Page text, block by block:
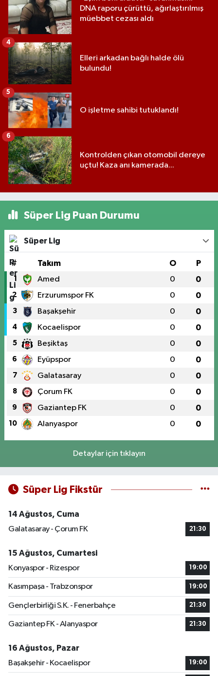
DNA raporu çürüttü, ağırlaştırılmış
müebbet cezası aldı
Elleri arkadan bağlı halde ölü
bulundu!
4
O işletme sahibi tutuklandı!
5
Kontrolden çıkan otomobil dereye
uçtu! Kaza anı kamerada...
6
Süper Lig Puan Durumu
Süper Lig
# Takım O P
1 Amed 0 0
2 Erzurumspor FK 0 0
3 Başakşehir 0 0
4 Kocaelispor 0 0
5 Beşiktaş 0 0
6 Eyüpspor 0 0
7 Galatasaray 0 0
8 Çorum FK 0 0
9 Gaziantep FK 0 0
10 Alanyaspor 0 0
Detaylar için tıklayın
Süper Lig Fikstür
14 Ağustos, Cuma
Galatasaray - Çorum FK
21:30
15 Ağustos, Cumartesi
Konyaspor - Rizespor
19:00
Kasımpaşa - Trabzonspor 19:00
Gençlerbirliği S.K. - Fenerbahçe 21:30
Gaziantep FK - Alanyaspor 21:30
16 Ağustos, Pazar
Başakşehir - Kocaelispor
19:00